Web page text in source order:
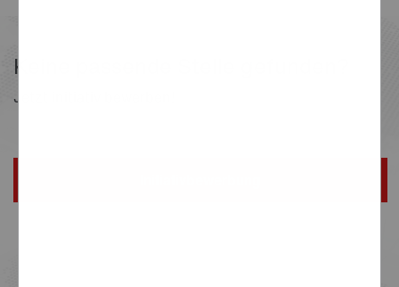
Keine passende Stelle gefunden?
Jetzt initiativ bewerben!